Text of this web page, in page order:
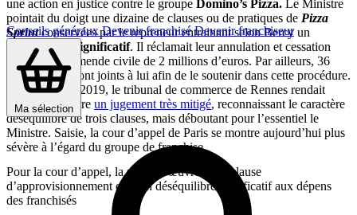
Conseils générauxDevenir franchiséDevenir franchiseur
Ma sélection
une action en justice contre le groupe Domino’s Pizza. Le Ministre
pointait du doigt une dizaine de clauses ou de pratiques de Pizza
Sprintconservées par le repreneur entrainant selon Bercy un
déséquilibre significatif. Il réclamait leur annulation et cessation
ainsi qu’une amende civile de 2 millions d’euros. Par ailleurs, 36
franchisés se sont joints à lui afin de le soutenir dans cette procédure.
Le 22 octobre 2019, le tribunal de commerce de Rennes rendait
dans cette affaire un jugement très mitigé, reconnaissant le caractère
déséquilibré de trois clauses, mais déboutant pour l’essentiel le
Ministre. Saisie, la cour d’appel de Paris se montre aujourd’hui plus
sévère à l’égard du groupe de franchise.
Pour la cour d’appel, la mise en œuvre de la clause
d’approvisionnement crée un déséquilibre significatif aux dépens
des franchisés